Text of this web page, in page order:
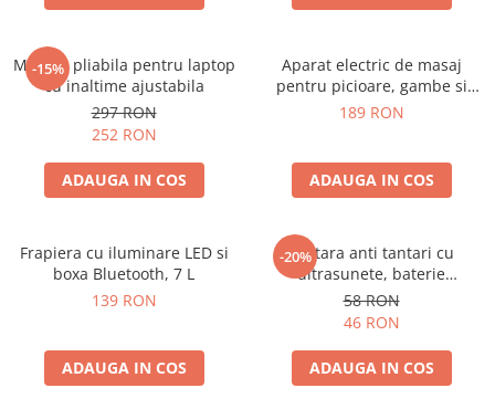
-15%
Masuta pliabila pentru laptop
cu inaltime ajustabila
297 RON
252 RON
ADAUGA IN COS
Aparat electric de masaj
pentru picioare, gambe si
brate
189 RON
ADAUGA IN COS
Frapiera cu iluminare LED si
boxa Bluetooth, 7 L
139 RON
ADAUGA IN COS
-20%
Bratara anti tantari cu
ultrasunete, baterie
reincarcabila 90mAh
58 RON
46 RON
ADAUGA IN COS